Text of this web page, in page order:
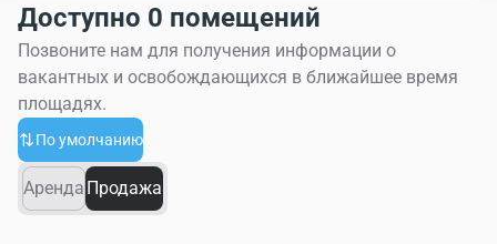
Доступно 0 помещений
Позвоните нам для получения информации о
вакантных и освобождающихся в ближайшее время
площадях.
По умолчанию
Аренда Продажа